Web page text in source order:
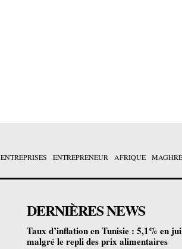
ENTREPRISES ENTREPRENEUR AFRIQUE
DERNIÈRES NEWS
Taux d’inflation en Tunisie : 5,1% en
malgré le repli des prix alimentaires